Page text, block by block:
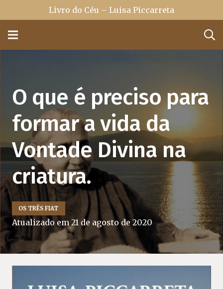
Livro do Céu – Luisa Piccarreta
O que é preciso para
formar a vida da
Vontade Divina na
criatura.
OS TRÊS FIAT
Atualizado em 21 de agosto de 2020